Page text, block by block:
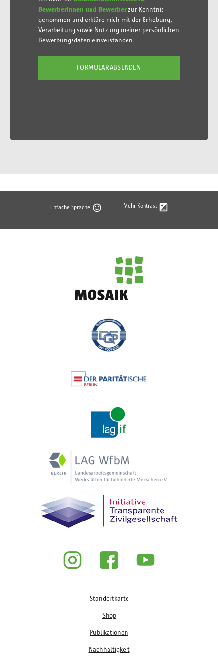
Bewerberinnen und Bewerber zur Kenntnis
genommen und erkläre mich mit der Erhebung,
Verarbeitung sowie Nutzung meiner persönlichen
Bewerbungsdaten einverstanden.
Einfache Sprache Mehr Kontrast
Standortkarte
Shop
Publikationen
Nachhaltigkeit